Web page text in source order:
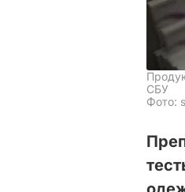
СБУ
Фото: